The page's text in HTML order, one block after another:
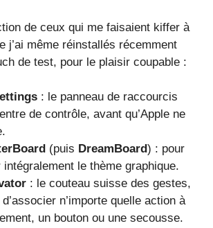
de ceux qui me faisaient kiffer à
j’ai même réinstallés récemment
de test, pour le plaisir coupable :
: le panneau de raccourcis
de contrôle, avant qu’Apple ne
(puis DreamBoard) : pour
intégralement le thème graphique.
: le couteau suisse des gestes,
n’importe quelle action à
un bouton ou une secousse.